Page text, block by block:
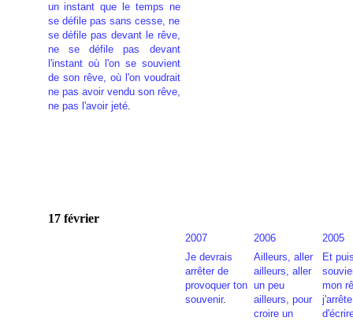
un instant que le temps ne
se défile pas sans cesse, ne
se défile pas devant le rêve,
ne se défile pas devant
l'instant où l'on se souvient
de son rêve, où l'on voudrait
ne pas avoir vendu son rêve,
ne pas l'avoir jeté.
17 février
2007 2006
2005
Je devrais
arrêter de
provoquer ton
souvenir.
Ailleurs, aller
ailleurs, aller
un peu
ailleurs, pour
croire un
Et
mon
j'arrête